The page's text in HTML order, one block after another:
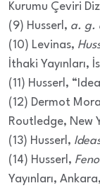
Kurumu Çeviri
(9) Husserl, a. g.
(10) Levinas,
İthaki Yayınları,
(11) Husserl,
(12) Dermot
Routledge, New
(13) Husserl,
(14) Husserl,
Yayınları,